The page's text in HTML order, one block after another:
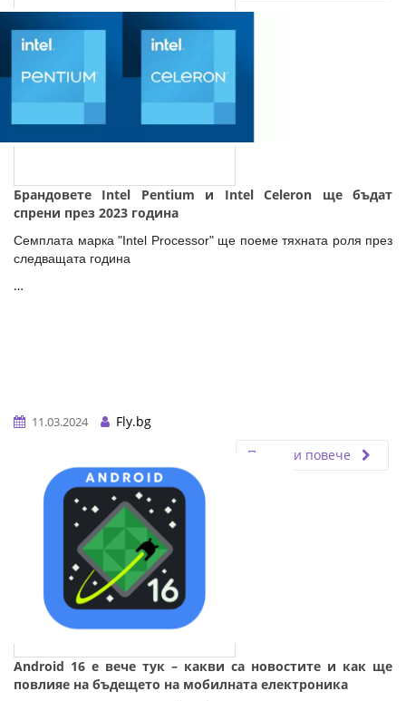
Брандовете Intel Pentium и Intel Celeron ще бъдaт
спрени през 2023 година
Семплата марка "Intel Processor" ще поеме тяхната роля през
следващата година
…
11.03.2024
Fly.bg
Прочети повече
Android 16 е вече тук – какви са новостите и как ще
повлияе на бъдещето на мобилната електроника